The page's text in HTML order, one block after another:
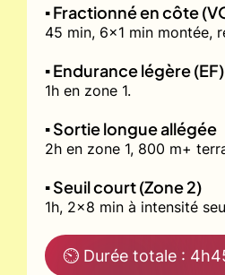
▪️ Fractionné en côte
45 min, 6x1 min montée,
▪️ Endurance légère (EF)
1h en zone 1.
▪️ Sortie longue allégée
2h en zone 1, 800 m+
▪️ Seuil court (Zone 2)
1h, 2x8 min à intensité
⏲ Durée totale :